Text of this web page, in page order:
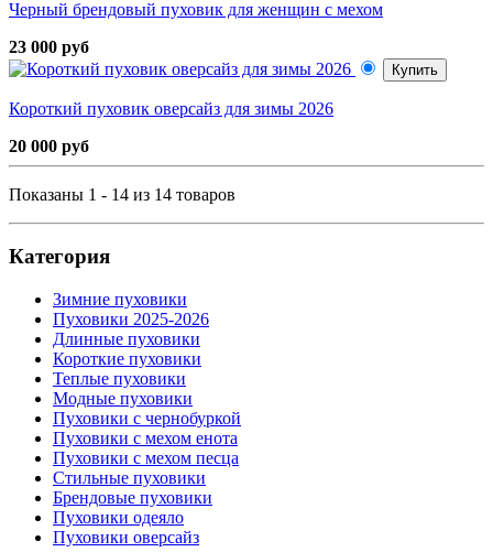
Черный брендовый пуховик для женщин с мехом
23 000 руб
Купить
Короткий пуховик оверсайз для зимы 2026
20 000 руб
Показаны 1 - 14 из 14 товаров
Категория
Зимние пуховики
Пуховики 2025-2026
Длинные пуховики
Короткие пуховики
Теплые пуховики
Модные пуховики
Пуховики с чернобуркой
Пуховики с мехом енота
Пуховики с мехом песца
Стильные пуховики
Брендовые пуховики
Пуховики одеяло
Пуховики оверсайз